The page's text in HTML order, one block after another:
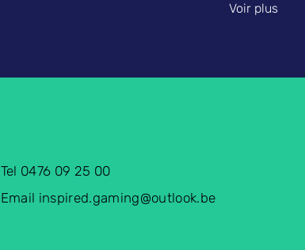
Voir plus
Tel 0476 09 25 00
Email inspired.gaming@outlook.be